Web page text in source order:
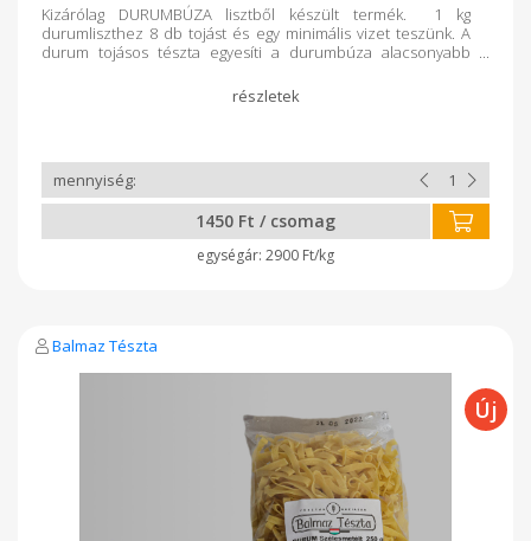
Kizárólag DURUMBÚZA lisztből készült termék. 1 kg
durumliszthez 8 db tojást és egy minimális vizet teszünk. A
durum tojásos tészta egyesíti a durumbúza alacsonyabb
laktatóbb, gazdagabb fehérjében, és jobban megőrzi
formáját főzés közben, mint a hagyományos lisztből készült
1450 Ft / csomag
2900 Ft/kg
Balmaz Tészta